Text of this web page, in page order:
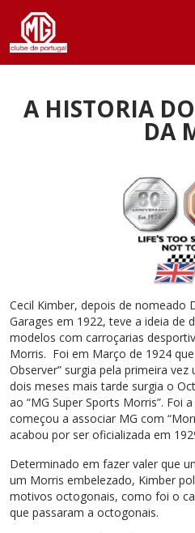
A HISTORIA
DA
Cecil Kimber, depois de nomeado
Garages em 1922, teve a ideia de
modelos com carroçarias
Morris. Foi em Março de 1924
Observer” surgia pela primeira vez
dois meses mais tarde surgia o
ao “MG Super Sports Morris”. Foi
começou a associar MG com
acabou por ser oficializada em
Determinado em fazer valer que
um Morris embelezado, Kimber
motivos octogonais, como foi o
que passaram a octogonais.